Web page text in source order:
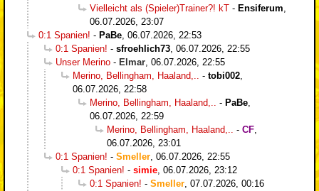
Vielleicht als (Spieler)Trainer?! kT - Ensiferum,
06.07.2026, 23:07
0:1 Spanien! - PaBe, 06.07.2026, 22:53
0:1 Spanien! - sfroehlich73, 06.07.2026, 22:55
Unser Merino - Elmar, 06.07.2026, 22:55
Merino, Bellingham, Haaland,.. - tobi002,
06.07.2026, 22:58
Merino, Bellingham, Haaland,.. - PaBe,
06.07.2026, 22:59
Merino, Bellingham, Haaland,.. - CF,
06.07.2026, 23:01
0:1 Spanien! - Smeller, 06.07.2026, 22:55
0:1 Spanien! - simie, 06.07.2026, 23:12
0:1 Spanien! - Smeller, 07.07.2026, 00:16